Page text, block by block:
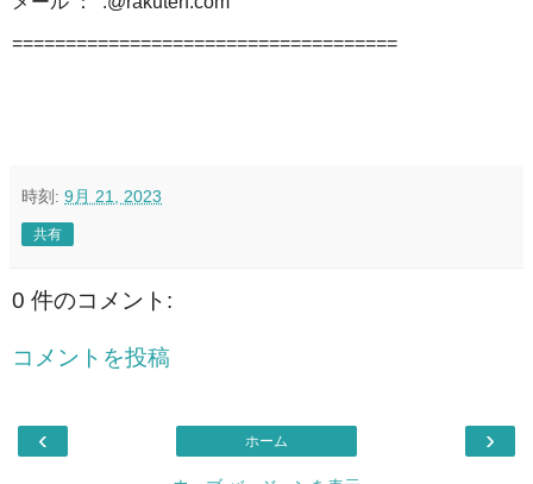
====================================
時刻: 9月 21, 2023
共有
0 件のコメント:
コメントを投稿
‹ ›
ホーム